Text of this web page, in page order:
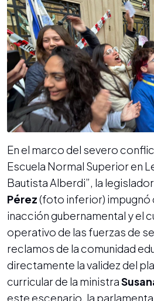
En el marco del severo
Escuela Normal Superior en
Bautista Alberdi”, la
Pérez(foto inferior) impugnó
inacción gubernamental y el
operativo de las fuerzas de
reclamos de la comunidad
directamente la validez del
curricular de la ministra
este escenario, la